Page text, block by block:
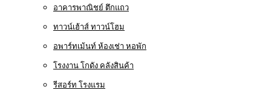
อาคารพาณิชย์ ตึกแถว
ทาวน์เฮ้าส์ ทาวน์โฮม
อพาร์ทเม้นท์ ห้องเช่า หอพัก
โรงงาน โกดัง คลังสินค้า
รีสอร์ท โรงแรม